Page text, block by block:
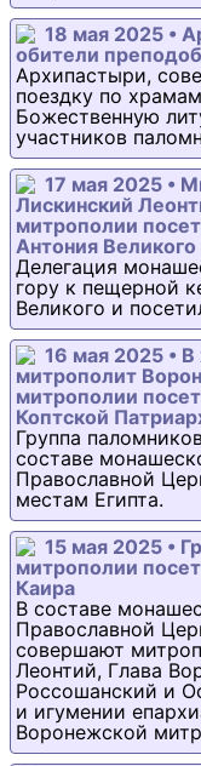
18 мая 2025 •
обители
Архипастыри,
поездку по
Божественную
участников
17 мая 2025 •
Лискинский
митрополии
Антония Великого
Делегация
гору к пещерной
Великого и
16 мая 2025 •
митрополит
митрополии
Коптской
Группа
составе
Православной
местам Египта.
15 мая 2025 •
митрополии
Каира
В составе
Православной
совершают
Леонтий, Глава
Россошанский и
и игумении
Воронежской